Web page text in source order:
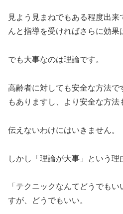
見よう見まねでもある程度出
んと指導を受ければさらに効果
でも大事なのは理論です。
高齢者に対しても安全な方法で
もありますし、より安全な方法
伝えないわけにはいきません。
しかし「理論が大事」という理
「テクニックなんてどうでも
すが、どうでもいい。